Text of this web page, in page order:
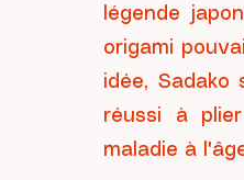
légende
origami
idée,
réussi à
maladie à